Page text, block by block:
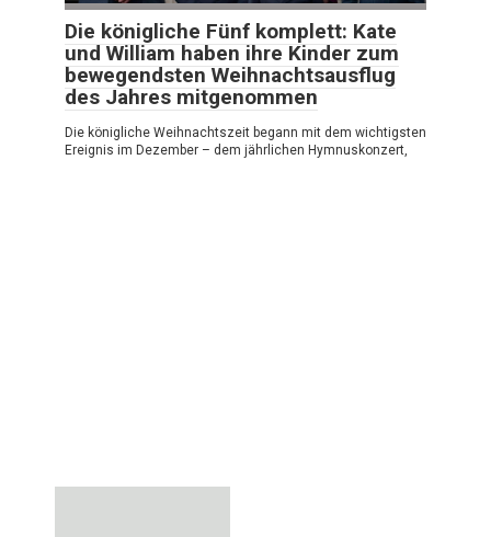
Die königliche Fünf komplett: Kate
und William haben ihre Kinder zum
bewegendsten Weihnachtsausflug
des Jahres mitgenommen
Die königliche Weihnachtszeit begann mit dem wichtigsten
Ereignis im Dezember – dem jährlichen Hymnuskonzert,